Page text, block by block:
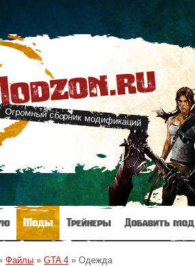
Огромный сборник модификаций
Моды Трейнеры Добавить мод
Файлы » GTA 4 » Одежда